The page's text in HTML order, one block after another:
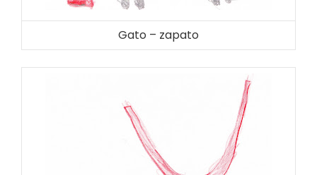
Gato – zapato